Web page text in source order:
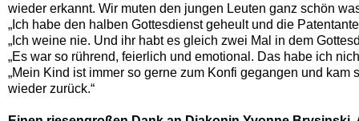
wieder erkannt. Wir muten den jungen Leuten ganz schön
„Ich habe den halben Gottesdienst geheult und die
„Ich weine nie. Und ihr habt es gleich zwei Mal in dem
„Es war so rührend, feierlich und emotional. Das habe ich
„Mein Kind ist immer so gerne zum Konfi gegangen und kam
wieder zurück.“